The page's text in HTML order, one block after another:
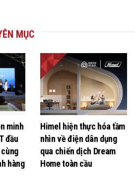
MỤC
minh
đầu
hàng
Himel hiện thực hóa tầm
nhìn về điện dân dụng
qua chiến dịch Dream
Home toàn cầu